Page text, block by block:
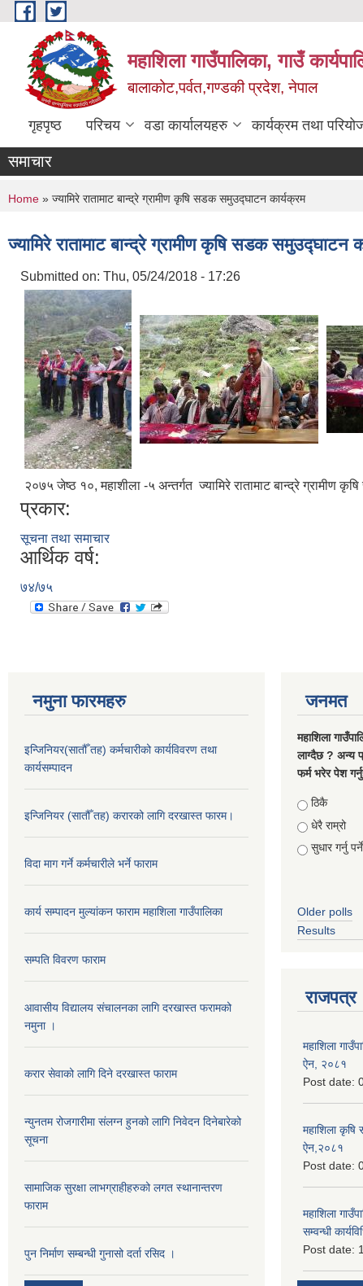
Skip to main content
महाशिला गाउँपालिका, गाउँ
बालाकोट,पर्वत,गण्डकी प्रदेश, नेपाल
गृहपृष्ठ परिचय वडा कार्यालयहरु कार्यक्रम तथा
समाचार
You are here
Home » ज्यामिरे रातामाट बान्द्रे ग्रामीण कृषि सडक समुउद्घाटन कार्यक्रम
ज्यामिरे रातामाट बान्द्रे ग्रामीण कृषि सडक समुउद्घाटन
Submitted on: Thu, 05/24/2018 - 17:26
२०७५ जेष्ठ १०, महाशीला -५ अन्तर्गत ज्यामिरे रातामाट बान्द्रे
प्रकार:
सूचना तथा समाचार
आर्थिक वर्ष:
७४/७५
नमुना फारमहरु
इन्जिनियर(सातौँ तह) कर्मचारीको कार्यविवरण तथा
कार्यसम्पादन
इन्जिनियर (सातौँ तह) करारको लागि दरखास्त फारम।
विदा माग गर्ने कर्मचारीले भर्ने फाराम
कार्य सम्पादन मुल्यांकन फाराम महाशिला गाउँपालिका
सम्पति विवरण फाराम
आवासीय विद्यालय संचालनका लागि दरखास्त फरामको
नमुना ।
करार सेवाको लागि दिने दरखास्त फाराम
न्युनतम रोजगारीमा संलग्न हुनको लागि निवेदन दिनेबारेको
सूचना
सामाजिक सुरक्षा लाभग्राहीहरुको लगत स्थानान्तरण
फाराम
पुन निर्माण सम्बन्धी गुनासो दर्ता रसिद ।
जनमत
महाशिला
लाग्दैछ ? अन्य
फर्म भरेर पेश
Choices
ठिकै
धेरै राम्रो
सुधार गर्नु पर्ने
Older polls
Results
राजपत्र
महाशिला
ऐन, २०८१
Post date:
महाशिला
ऐन,२०८१
Post date:
महाशिला
सम्वन्धी
Post date: